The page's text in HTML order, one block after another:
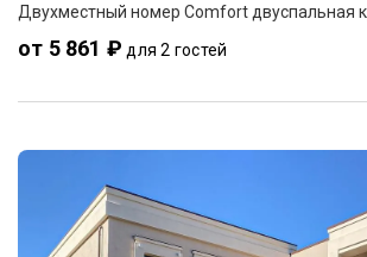
Двухместный номер Comfort двуспальная
от 5 861 ₽ для 2 гостей